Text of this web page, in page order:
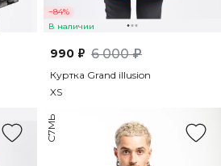
−84%
В наличии
990 ₽ 6 000 ₽
Куртка Grand illusion
XS
С7МЬ